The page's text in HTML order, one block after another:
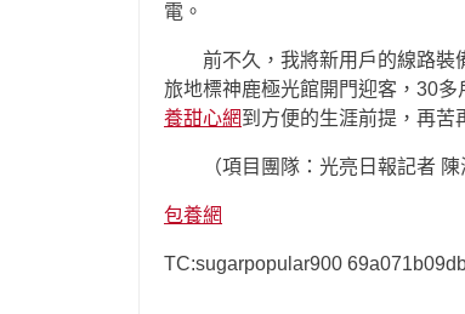
電。
前不久，我將新用戶的線路裝
旅地標神鹿極光館開門迎客，30
養甜心網到方便的生涯前提，再苦
（項目團隊：光亮日報記者
包養網
TC:sugarpopular900